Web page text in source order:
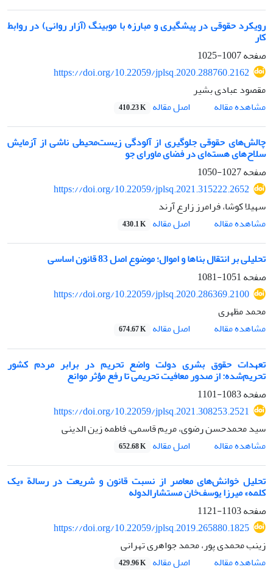
رویکرد حقوقی در پیشگیری و مبارزه با موبینگ (آزار روانی) در روابط
کار
صفحه1007-1025
https://doi.org/10.22059/jplsq.2020.288760.2162
مقصود عبادی بشیر
مشاهده مقاله
اصل مقاله 410.23 K
چالش‌های حقوقی جلوگیری از آلودگی زیست‌محیطی ناشی از آزمایش
سلاح‌های هسته‌ای در فضای ماورای جو
صفحه1027-1050
https://doi.org/10.22059/jplsq.2021.315222.2652
سهیلا کوشا، فرامرز زارع آرند
مشاهده مقاله
اصل مقاله 430.1 K
تحلیلی بر انتقال بناها و اموال؛ موضوع اصل 83 قانون اساسی
صفحه1051-1081
https://doi.org/10.22059/jplsq.2020.286369.2100
محمد مظهری
مشاهده مقاله
اصل مقاله 674.67 K
تعهدات حقوق بشری دولت واضع تحریم در برابر مردم کشور
تحریم‌شده: از صدور معافیت تحریمی تا رفع مؤثر موانع
صفحه1083-1101
https://doi.org/10.22059/jplsq.2021.308253.2521
سید محمدحسن رضوی، مریم قاسمی، فاطمه زین الدینی
مشاهده مقاله
اصل مقاله 652.68 K
تحلیل خوانش‌های معاصر از نسبت قانون و شریعت در رسالة «یک
کلمه» میرزا یوسف‌خان مستشارالدوله
صفحه1103-1121
https://doi.org/10.22059/jplsq.2019.265880.1825
زینب محمدی پور، محمد جواهری تهرانی
مشاهده مقاله
اصل مقاله 429.96 K